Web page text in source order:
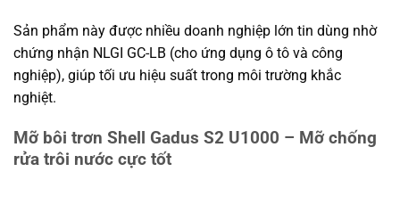
Sản phẩm này được nhiều doanh nghiệp lớn tin dùng nhờ
chứng nhận NLGI GC-LB (cho ứng dụng ô tô và công
nghiệp), giúp tối ưu hiệu suất trong môi trường khắc
nghiệt.
Mỡ bôi trơn Shell Gadus S2 U1000 – Mỡ chống
rửa trôi nước cực tốt